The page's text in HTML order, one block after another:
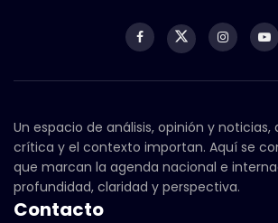
Un espacio de análisis, opinión y
crítica y el contexto importan. Aquí se
que marcan la agenda nacional e
profundidad, claridad y perspectiva.
Contacto